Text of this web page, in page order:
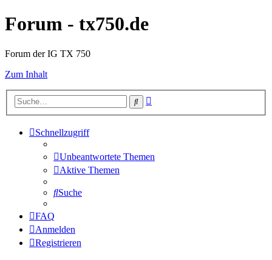
Forum - tx750.de
Forum der IG TX 750
Zum Inhalt
Suche
Schnellzugriff
Unbeantwortete Themen
Aktive Themen
Suche
FAQ
Anmelden
Registrieren